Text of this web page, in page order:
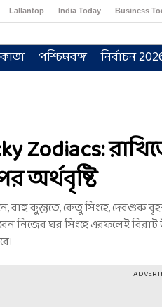
Lallantop India Today Business
পশ্চিমবঙ্গ নির্বাচন
Zodiacs:
অর্থবৃষ্টি
রাহু কুম্ভতে, কেতু সিংহে, দেবগুরু
নিজের ঘর সিংহে এরফলেই